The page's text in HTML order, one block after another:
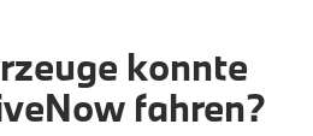
konnte
fahren?